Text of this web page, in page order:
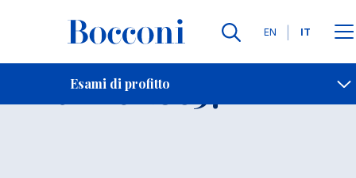
Lingue
EN IT
Esami di profitto
Contatti
Esame 20637 Open